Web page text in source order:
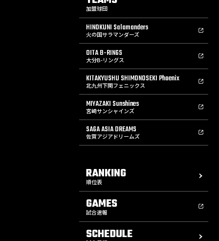
加盟球団
HINOKUNI Salamanders
火の国サラマンダーズ
OITA B-RINGS
大分B-リングス
KITAKYUSHU SHIMONOSEKI Phoenix
北九州下関フェニックス
MIYAZAKI Sunshines
宮崎サンシャインズ
SAGA ASIA DREAMS
佐賀アジアドリームズ
RANKING
順位表
GAMES
試合速報
SCHEDULE